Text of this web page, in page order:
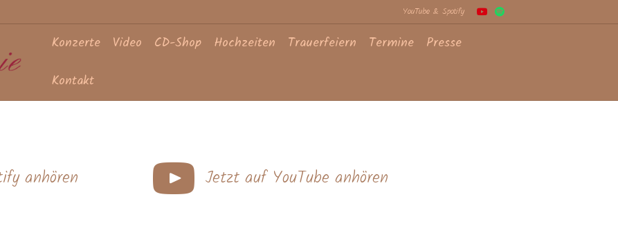
YouTube & Spotify YoutubeSpotify
Konzerte Video CD-Shop Hochzeiten Trauerfeiern Termine
Presse
Kontakt
anhören Auf YouTube anhören
Jetzt auf YouTube anhören